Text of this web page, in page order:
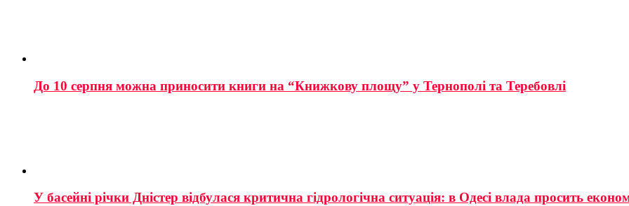
До 10 серпня можна приносити книги на “Книжкову площу” у Тернополі та Теребовлі
У басейні річки Дністер відбулася критична гідрологічна ситуація: в Одесі влада просить